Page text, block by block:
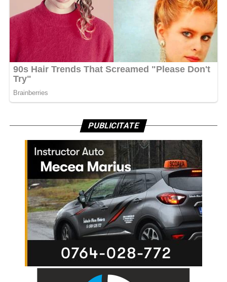
PUBLICITATE